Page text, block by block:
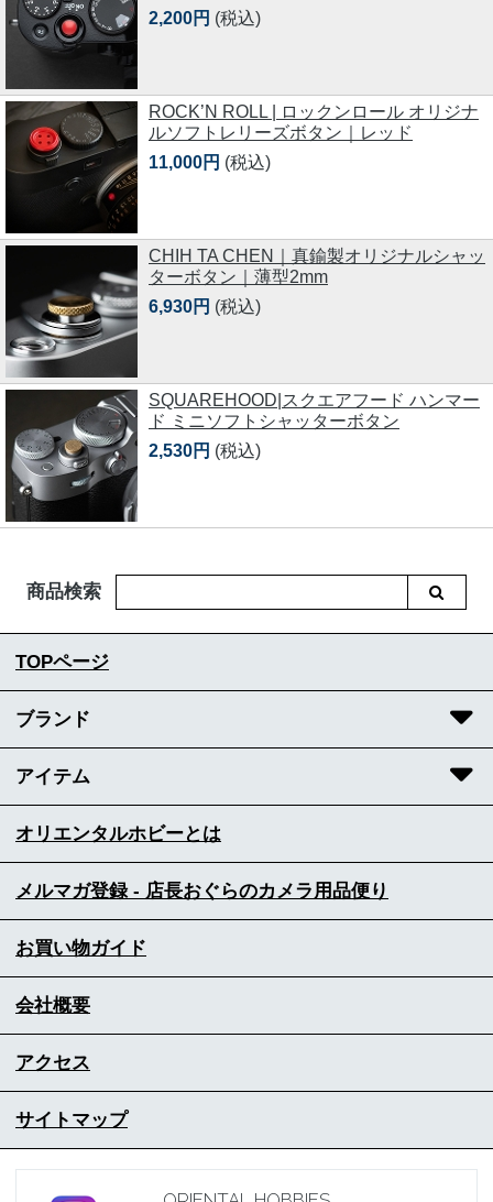
2,200円 (税込)
ROCK’N ROLL | ロックンロール オリジナ
ルソフトレリーズボタン｜レッド
11,000円 (税込)
CHIH TA CHEN｜真鍮製オリジナルシャッ
ターボタン｜薄型2mm
6,930円 (税込)
SQUAREHOOD|スクエアフード ハンマー
ド ミニソフトシャッターボタン
2,530円 (税込)
商品検索
TOPページ
ブランド
アイテム
オリエンタルホビーとは
メルマガ登録 - 店長おぐらのカメラ用品便り
お買い物ガイド
会社概要
アクセス
サイトマップ